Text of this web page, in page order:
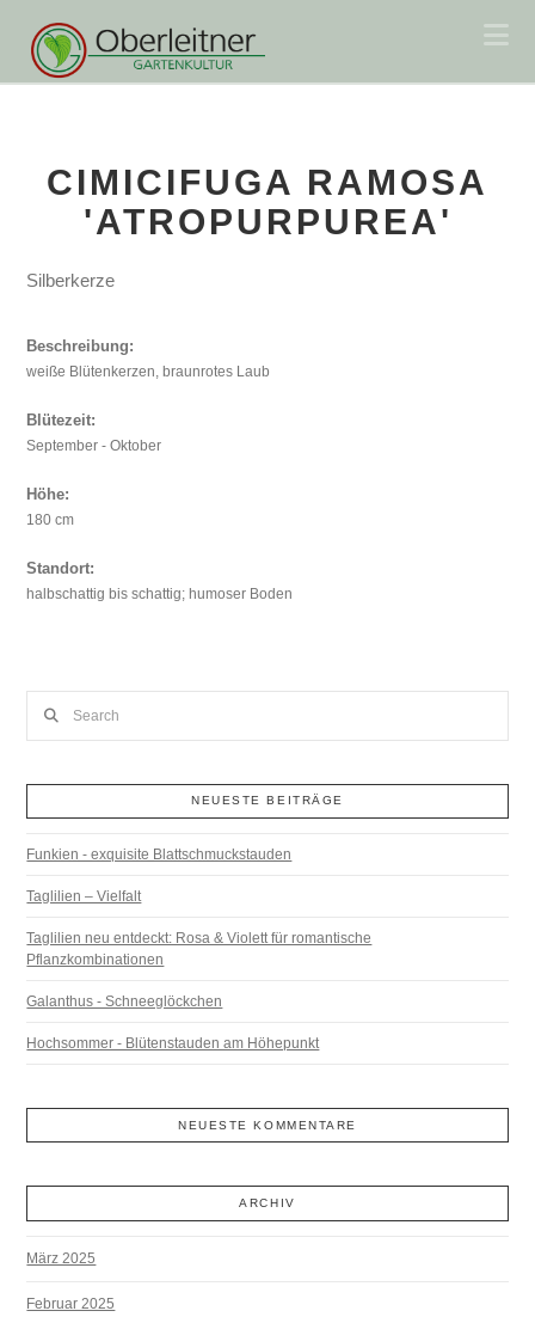
CIMICIFUGA RAMOSA
'ATROPURPUREA'
Silberkerze
Beschreibung:
weiße Blütenkerzen, braunrotes Laub
Blütezeit:
September - Oktober
Höhe:
180 cm
Standort:
halbschattig bis schattig; humoser Boden
NEUESTE BEITRÄGE
Funkien - exquisite Blattschmuckstauden
Taglilien – Vielfalt
Taglilien neu entdeckt: Rosa & Violett für romantische
Pflanzkombinationen
Galanthus - Schneeglöckchen
Hochsommer - Blütenstauden am Höhepunkt
NEUESTE KOMMENTARE
ARCHIV
März 2025
Februar 2025